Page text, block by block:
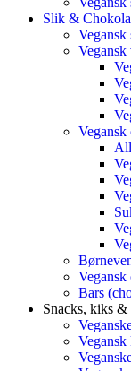
Slik &
Vegansk
Bars
Snacks, kiks &